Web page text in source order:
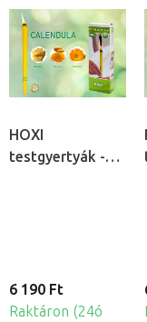
HOXI
testgyertyák -
6 190 Ft
Raktáron (24ó